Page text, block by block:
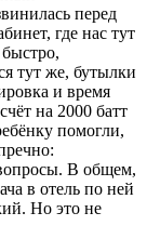
перед
где нас тут
тут же, бутылки
и время
на 2000 батт
помогли,
В общем,
в отель по ней
Но это не